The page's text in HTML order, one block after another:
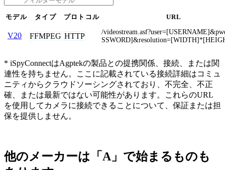
モデル タイプ プロトコル URL
V20 FFMPEG HTTP
/
* iSpyConnectはAgptekの製品との提携関係、接続、または関
連性を持ちません。ここに記載されている接続詳細はコミュ
ニティからクラウドソーシングされており、不完全、不正
確、または最新ではない可能性があります。これらのURL
を使用してカメラに接続できることについて、保証または担
保を提供しません。
他のメーカーは「A」で始まるものも